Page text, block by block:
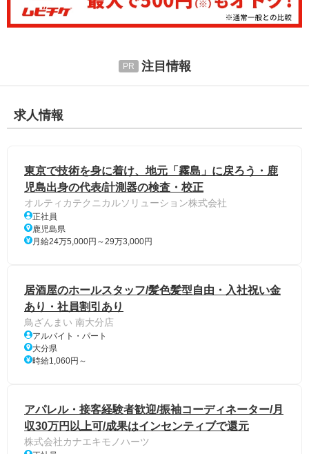
注目情報
求人情報
東京で技術を身に着け、地元「霧島」に戻ろう・鹿
児島出身の代表/計測器の検査・校正
オルティカテクニカルソリューション株式会社
正社員
鹿児島県
月給24万5,000円～29万3,000円
居酒屋のホールスタッフ/髪色髪型自由・入社祝い金
あり・社員割引あり
鳥ざんまい 南大分店
アルバイト・パート
大分県
時給1,060円～
アパレル・接客経験者歓迎/振袖コーディネーター/月
収30万円以上可/成果はインセンティブで還元
株式会社カナエキモノハーツ